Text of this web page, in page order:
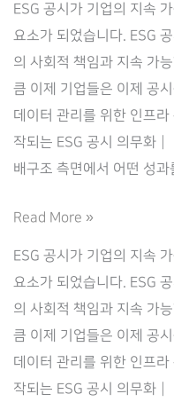
ESG 공시가 기업의 지속
요소가 되었습니다. ESG
의 사회적 책임과 지속 가
큼 이제 기업들은 이제 공
데이터 관리를 위한 인프
작되는 ESG 공시 의무화┃
배구조 측면에서 어떤 성과
ESG
Read More »
ESG 공시가 기업의 지속
요소가 되었습니다. ESG
의 사회적 책임과 지속 가
큼 이제 기업들은 이제 공
데이터 관리를 위한 인프
작되는 ESG 공시 의무화┃